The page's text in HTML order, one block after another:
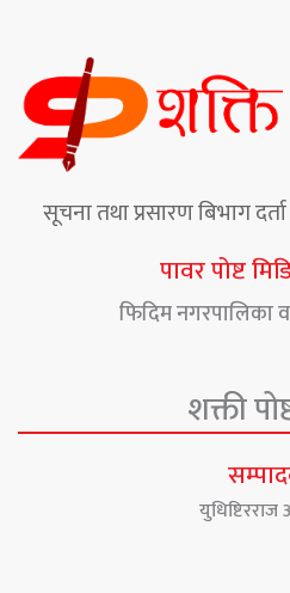
सूचना तथा प्रसारण बिभाग
पावर पोष्ट
फिदिम नगरपालिका
शक्ती